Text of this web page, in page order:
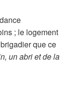
; le logement
que ce
un abri et de la